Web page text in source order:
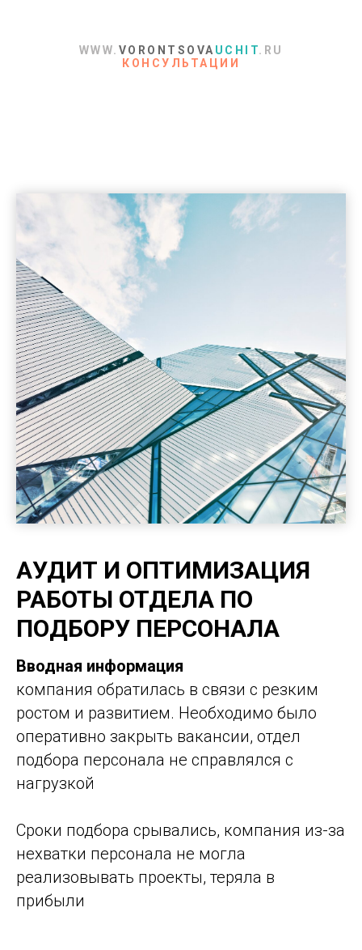
WWW. VORONTSOVA UCHIT.RU
КОНСУЛЬТАЦИИ
АУДИТ И ОПТИМИЗАЦИЯ
РАБОТЫ ОТДЕЛА ПО
ПОДБОРУ ПЕРСОНАЛА
Вводная информация
компания обратилась в связи с резким
ростом и развитием. Необходимо было
оперативно закрыть вакансии, отдел
подбора персонала не справлялся с
нагрузкой
Сроки подбора срывались, компания из-за
нехватки персонала не могла
реализовывать проекты, теряла в
прибыли